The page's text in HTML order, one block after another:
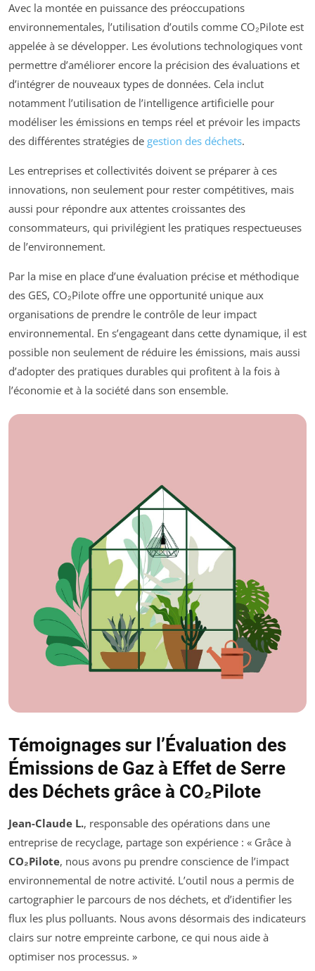
Avec la montée en puissance des préoccupations
environnementales, l’utilisation d’outils comme CO₂Pilote est
appelée à se développer. Les évolutions technologiques vont
permettre d’améliorer encore la précision des évaluations et
d’intégrer de nouveaux types de données. Cela inclut
notamment l’utilisation de l’intelligence artificielle pour
modéliser les émissions en temps réel et prévoir les impacts
des différentes stratégies de gestion des déchets.
Les entreprises et collectivités doivent se préparer à ces
innovations, non seulement pour rester compétitives, mais
aussi pour répondre aux attentes croissantes des
consommateurs, qui privilégient les pratiques respectueuses
de l’environnement.
Par la mise en place d’une évaluation précise et méthodique
des GES, CO₂Pilote offre une opportunité unique aux
organisations de prendre le contrôle de leur impact
environnemental. En s’engageant dans cette dynamique, il est
possible non seulement de réduire les émissions, mais aussi
d’adopter des pratiques durables qui profitent à la fois à
l’économie et à la société dans son ensemble.
Témoignages sur l’Évaluation des
Émissions de Gaz à Effet de Serre
des Déchets grâce à CO₂Pilote
Jean-Claude L., responsable des opérations dans une
entreprise de recyclage, partage son expérience : « Grâce à
CO₂Pilote, nous avons pu prendre conscience de l’impact
environnemental de notre activité. L’outil nous a permis de
cartographier le parcours de nos déchets, et d’identifier les
flux les plus polluants. Nous avons désormais des indicateurs
clairs sur notre empreinte carbone, ce qui nous aide à
optimiser nos processus. »